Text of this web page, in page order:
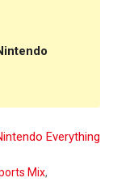
Everything
Mix